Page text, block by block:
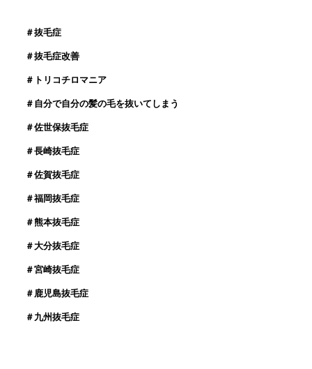
＃抜毛症
＃抜毛症改善
＃トリコチロマニア
＃自分で自分の髪の毛を抜いてしまう
＃佐世保抜毛症
＃長崎抜毛症
＃佐賀抜毛症
＃福岡抜毛症
＃熊本抜毛症
＃大分抜毛症
＃宮崎抜毛症
＃鹿児島抜毛症
＃九州抜毛症